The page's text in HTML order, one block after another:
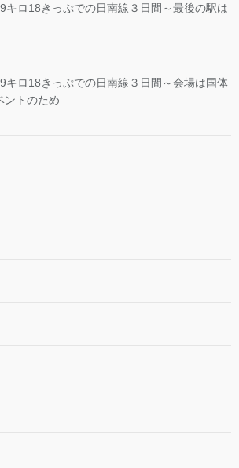
キロ18きっぷでの日南線３日間～最後の駅は
キロ18きっぷでの日南線３日間～会場は国体
ントのため